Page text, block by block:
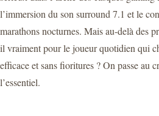
l’immersion du son surround 7.1 et le
marathons nocturnes. Mais au-delà des
il vraiment pour le joueur quotidien qui
efficace et sans fioritures ? On passe au
l’essentiel.